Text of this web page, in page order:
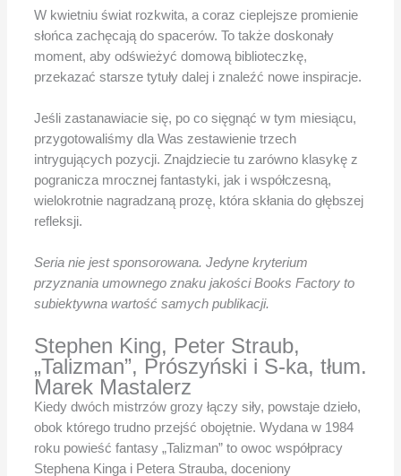
W kwietniu świat rozkwita, a coraz cieplejsze promienie
słońca zachęcają do spacerów. To także doskonały
moment, aby odświeżyć domową biblioteczkę,
przekazać starsze tytuły dalej i znaleźć nowe inspiracje.
Jeśli zastanawiacie się, po co sięgnąć w tym miesiącu,
przygotowaliśmy dla Was zestawienie trzech
intrygujących pozycji. Znajdziecie tu zarówno klasykę z
pogranicza mrocznej fantastyki, jak i współczesną,
wielokrotnie nagradzaną prozę, która skłania do głębszej
refleksji.
Seria nie jest sponsorowana. Jedyne kryterium
przyznania umownego znaku jakości Books Factory to
subiektywna wartość samych publikacji.
Stephen King, Peter Straub,
„Talizman”, Prószyński i S-ka, tłum.
Marek Mastalerz
Kiedy dwóch mistrzów grozy łączy siły, powstaje dzieło,
obok którego trudno przejść obojętnie. Wydana w 1984
roku powieść fantasy „Talizman” to owoc współpracy
Stephena Kinga i Petera Strauba, doceniony